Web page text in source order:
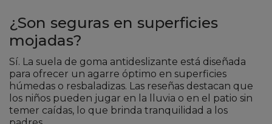
¿Son seguras en superficies
mojadas?
Sí. La suela de goma antideslizante está diseñada
para ofrecer un agarre óptimo en superficies
húmedas o resbaladizas. Las reseñas destacan que
los niños pueden jugar en la lluvia o en el patio sin
temer caídas, lo que brinda tranquilidad a los